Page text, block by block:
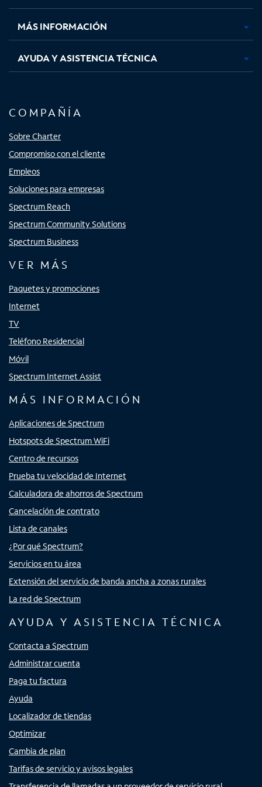
nuevanuevanuevanueva
MÁS INFORMACIÓN
AYUDA Y ASISTENCIA TÉCNICA
COMPAÑÍA
Sobre Charter
Compromiso con el cliente
Empleos
Soluciones para empresas
Spectrum Reach
Spectrum Community Solutions
Spectrum Business
VER MÁS
Paquetes y promociones
Internet
TV
Teléfono Residencial
Móvil
Spectrum Internet Assist
MÁS INFORMACIÓN
Aplicaciones de Spectrum
Hotspots de Spectrum WiFi
Centro de recursos
Prueba tu velocidad de Internet
Calculadora de ahorros de Spectrum
Cancelación de contrato
Lista de canales
¿Por qué Spectrum?
Servicios en tu área
Extensión del servicio de banda ancha a zonas rurales
La red de Spectrum
AYUDA Y ASISTENCIA TÉCNICA
Contacta a Spectrum
Administrar cuenta
Paga tu factura
Ayuda
Localizador de tiendas
Optimizar
Cambia de plan
Tarifas de servicio y avisos legales